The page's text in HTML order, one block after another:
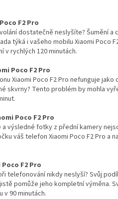
F2 Pro
dostatečně neslyšíte? Šumění
týká i vašeho mobilu Xiaomi Poco
v rychlých 120 minutách.
Poco F2 Pro
Xiaomi Poco F2 Pro nefunguje
skvrny? Tento problém by mohla
Poco F2 Pro
výsledné fotky z přední kamery
váš telefon Xiaomi Poco F2 Pro a
F2 Pro
telefonování nikdy neslyší? Svůj
pomůže jeho kompletní výměna.
v 90 minutách.